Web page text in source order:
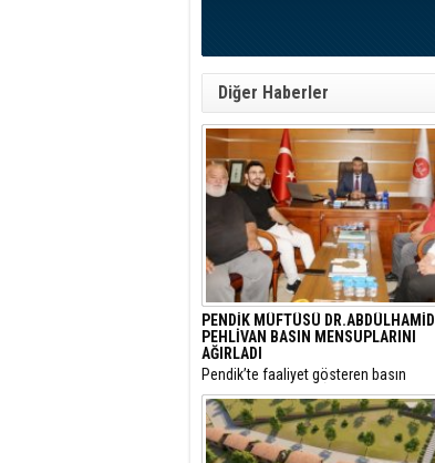
Diğer Haberler
PENDİK MÜFTÜSÜ DR.ABDÜLHAMİD
PEHLİVAN BASIN MENSUPLARINI
AĞIRLADI
​Pendik’te faaliyet gösteren basın
mensupları, Pendik İlçe Müftülüğü
görevine başlayan Dr. Abdulhamid
Pehlivan’ı makamında ziyaret ederek
yeni görevi için tebriklerini iletti.